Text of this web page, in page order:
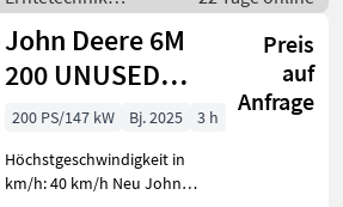
Grünland / Sonstige
Maschinen
Erntetechnik
Grünland
John Deere 6M
200 UNUSED
CommandQuad
Plus Eco 20/20
40 km/h
Preis
auf
Anfrage
200 PS/147 kW Bj. 2025
3 h
Höchstgeschwindigkeit in
km/h: 40 km/h Neu John